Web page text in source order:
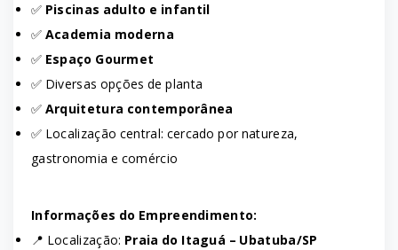
✅ Piscinas adulto e infantil
✅ Academia moderna
✅ Espaço Gourmet
✅ Diversas opções de planta
✅ Arquitetura contemporânea
✅ Localização central: cercado por natureza,
gastronomia e comércio
Informações do Empreendimento:
📍 Localização: Praia do Itaguá – Ubatuba/SP